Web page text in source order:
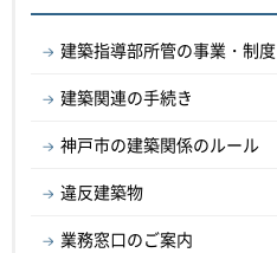
建築指導部所管の事業・制度
建築関連の手続き
神戸市の建築関係のルール
違反建築物
業務窓口のご案内